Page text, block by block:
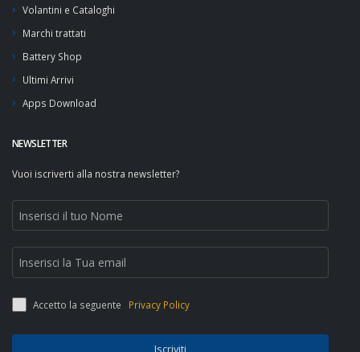
Volantini e Cataloghi
Marchi trattati
Battery Shop
Ultimi Arrivi
Apps Download
NEWSLETTER
Vuoi iscriverti alla nostra newsletter?
Accetto la seguente Privacy Policy
Iscriviti